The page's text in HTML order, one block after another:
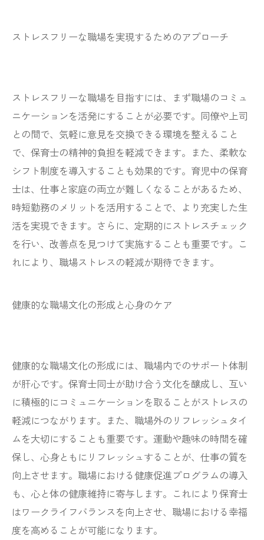
ストレスフリーな職場を実現するためのアプローチ
ストレスフリーな職場を目指すには、まず職場のコミュ
ニケーションを活発にすることが必要です。同僚や上司
との間で、気軽に意見を交換できる環境を整えること
で、保育士の精神的負担を軽減できます。また、柔軟な
シフト制度を導入することも効果的です。育児中の保育
士は、仕事と家庭の両立が難しくなることがあるため、
時短勤務のメリットを活用することで、より充実した生
活を実現できます。さらに、定期的にストレスチェック
を行い、改善点を見つけて実施することも重要です。こ
れにより、職場ストレスの軽減が期待できます。
健康的な職場文化の形成と心身のケア
健康的な職場文化の形成には、職場内でのサポート体制
が肝心です。保育士同士が助け合う文化を醸成し、互い
に積極的にコミュニケーションを取ることがストレスの
軽減につながります。また、職場外のリフレッシュタイ
ムを大切にすることも重要です。運動や趣味の時間を確
保し、心身ともにリフレッシュすることが、仕事の質を
向上させます。職場における健康促進プログラムの導入
も、心と体の健康維持に寄与します。これにより保育士
はワークライフバランスを向上させ、職場における幸福
度を高めることが可能になります。